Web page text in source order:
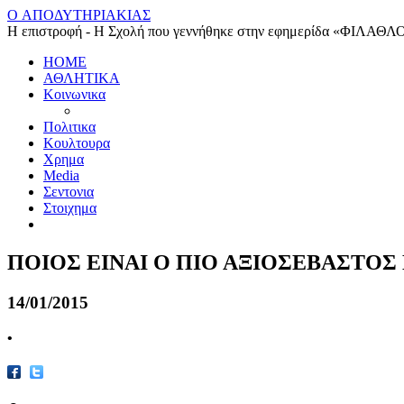
O ΑΠΟΔΥΤΗΡΙΑΚΙΑΣ
Η επιστροφή - Η Σχολή που γεννήθηκε στην εφημερίδα
HOME
ΑΘΛΗΤΙΚΑ
Κοινωνικα
Πολιτικα
Κουλτουρα
Χρημα
Media
Σεντονια
Στοιχημα
ΠΟΙΟΣ ΕΙΝΑΙ Ο ΠΙΟ
14/01/2015
•